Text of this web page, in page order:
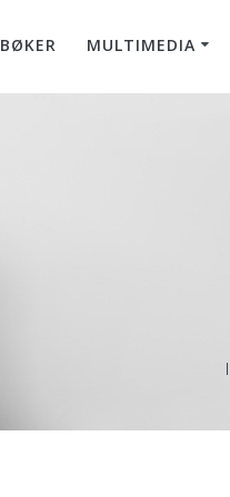
BØKER MULTIMEDIA